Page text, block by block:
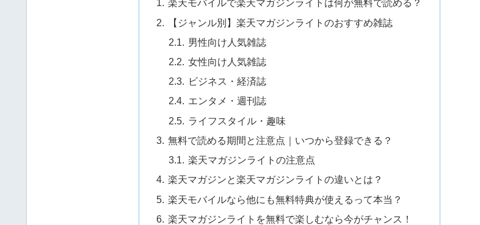
楽天モバイルで楽天マガジンライトは何が無料で読める？
【ジャンル別】楽天マガジンライトのおすすめ雑誌
男性向け人気雑誌
女性向け人気雑誌
ビジネス・経済誌
エンタメ・週刊誌
ライフスタイル・趣味
無料で読める期間と注意点｜いつから登録できる？
楽天マガジンライトの注意点
楽天マガジンと楽天マガジンライトの違いとは？
楽天モバイルなら他にも無料特典が使えるって本当？
楽天マガジンライトを無料で楽しむなら今がチャンス！